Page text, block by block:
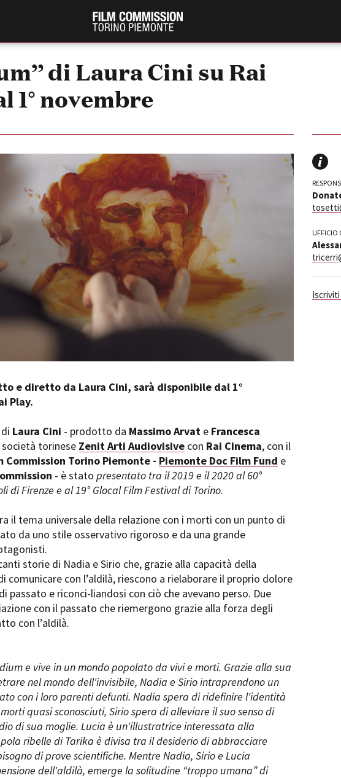
Italiano
PRODUCTION GUIDE
Società di produzione
Strutture di servizio
Professionisti
Attrici-Attori
Beginners
LOCATION GUIDE
FILM DATABASE
BOOK DATABASE
NEWS
EVENTI, SPECIALI
Anteprime in Piemonte
TFI Torino Film Industry - Production
Days
Guarda che storia!
La Grazia - Immagini e location della
Open Day
Ciak in TOur!
FESTIVAL, MARKETS,
International Film Festival
Berlinale Internationalen
Filmfestspiele Berlin
Days
Locarno Film Festival
Mostra Internazionale
Cinematografica Venezia
Festa del Cinema di Roma
Torino Film Festival
STRUMENTI
Location - Accedi al tuo
Location - Nuovo utente
Newsletter
Elenco Operatori
affidamento lavori in
di Laura Cini su Rai
1° novembre
e diretto da Laura Cini, sarà disponibile dal 1°
Play.
Laura Cini - prodotto da Massimo Arvat e Francesca
società torinese Zenit Arti Audiovisivecon Rai Cinema, con il
Commission Torino Piemonte - Piemonte Doc Film Fund e
- è stato presentato tra il 2019 e il 2020 al 60°
di Firenze e al 19° Glocal Film Festival di Torino.
il tema universale della relazione con i morti con un punto di
da uno stile osservativo rigoroso e da una grande
storie di Nadia e Sirio che, grazie alla capacità della
comunicare con l’aldilà, riescono a rielaborare il proprio dolore
passato e riconci-liandosi con ciò che avevano perso. Due
con il passato che riemergono grazie alla forza degli
con l’aldilà.
e vive in un mondo popolato da vivi e morti. Grazie alla sua
nel mondo dell'invisibile, Nadia e Sirio intraprendono un
con i loro parenti defunti. Nadia spera di ridefinire l'identità
quasi sconosciuti, Sirio spera di alleviare il suo senso di
di sua moglie. Lucia è un'illustratrice interessata alla
ribelle di Tarika è divisa tra il desiderio di abbracciare
di prove scientifiche. Mentre Nadia, Sirio e Lucia
dell'aldilà, emerge la solitudine “troppo umana” di
UFFICIO